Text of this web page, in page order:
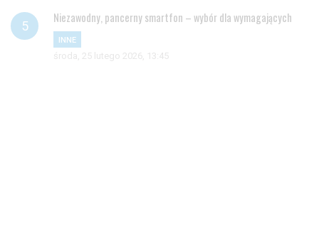
Niezawodny, pancerny smartfon – wybór dla wymagających
INNE
środa, 25 lutego 2026, 13:45